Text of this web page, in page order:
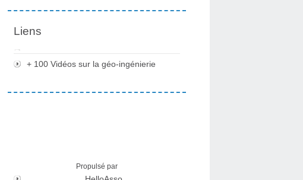
Liens
+ 100 Vidéos sur la géo-ingénierie
Propulsé par